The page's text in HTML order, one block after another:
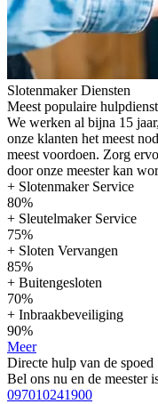
Slotenmaker Diensten
Meest populaire
We werken al bijna 15
onze klanten het meest
meest voordoen. Zorg
door onze meester kan
+ Slotenmaker Service
80%
+ Sleutelmaker Service
75%
+ Sloten Vervangen
85%
+ Buitengesloten
70%
+ Inbraakbeveiliging
90%
Meer
Directe hulp van de
Bel ons nu en de meester
097010241900